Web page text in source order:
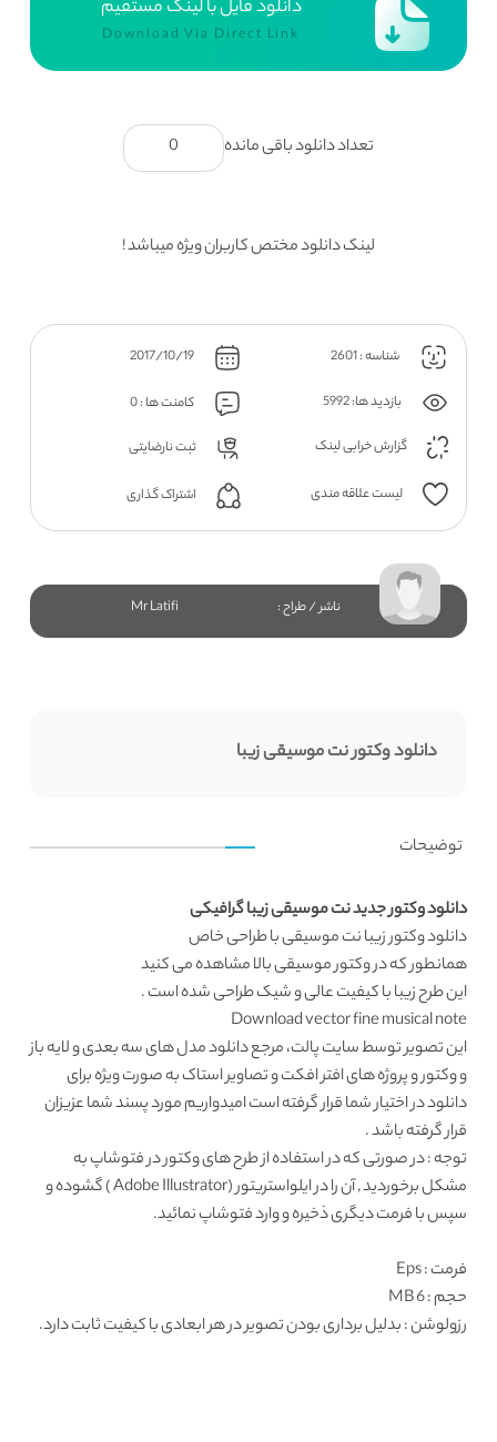
دانلود فایل با لینک مستقیم
Download Via Direct Link
تعداد دانلود باقی مانده 0
لینک دانلود مختص کاربران ویژه میباشد !
شناسه : 2601 2017/10/19
بازدید ها: 5992
کامنت ها : 0
گزارش خرابی لینک
ثبت نارضایتی
لیست علاقه مندی اشتراک گذاری
ناشر / طراح : Mr Latifi
دانلود وکتور نت موسیقی زیبا
توضیحات
دانلود وکتور جدید نت موسیقی زیبا گرافیکی
دانلود وکتورزیبا نت موسیقی با طراحی خاص
همانطور که دروکتور موسیقیبالا مشاهده می کنید
این طرح زیبا با کیفیت عالی و شیک طراحی شده است .
Download vector fine musical note
این تصویر توسطسایت پالت، مرجعدانلود مدل های سه بعدیو لایه باز
و وکتور و پروژه های افتر افکت و تصاویر استاک به صورت ویژه برای
دانلود در اختیار شما قرار گرفته است امیدواریم مورد پسند شما عزیزان
قرار گرفته باشد .
توجه : در صورتی که در استفاده از طرح های وکتور در فتوشاپ به
مشکل برخوردید , آن را در ایلواستریتور (Adobe Illustrator ) گشوده و
سپس با فرمت دیگری ذخیره و وارد فتوشاپ نمائید.
فرمت: Eps
حجم : 6 MB
رزولوشن: بدلیل برداری بودن تصویر در هر ابعادی با کیفیت ثابت دارد.